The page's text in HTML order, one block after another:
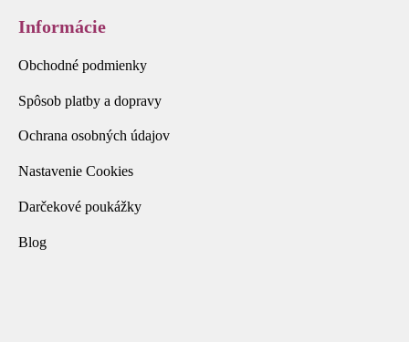
Informácie
Obchodné podmienky
Spôsob platby a dopravy
Ochrana osobných údajov
Nastavenie Cookies
Darčekové poukážky
Blog